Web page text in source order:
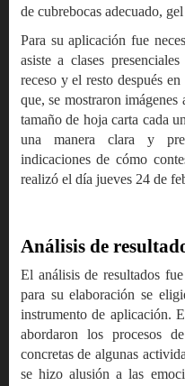
de cubrebocas adecuado,
Para su aplicación fue
asiste a clases
receso y el resto después
que, se mostraron imágenes
tamaño de hoja carta cada
una manera clara y
indicaciones de cómo
realizó el día jueves 24 de
Análisis de
El análisis de resultados
para su elaboración se
instrumento de aplicación.
abordaron los procesos
concretas de algunas
se hizo alusión a las